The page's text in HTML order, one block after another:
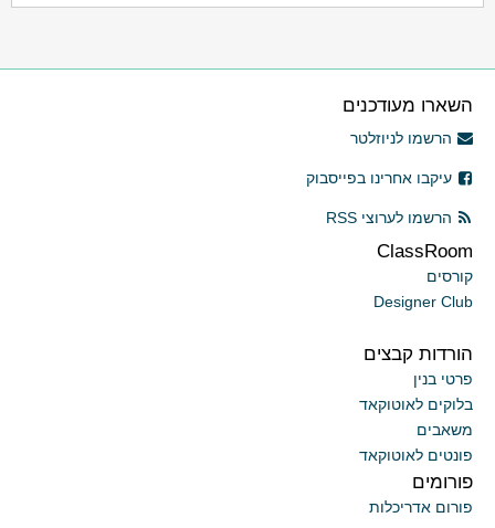
השארו מעודכנים
הרשמו לניוזלטר
עיקבו אחרינו בפייסבוק
הרשמו לערוצי RSS
ClassRoom
קורסים
Designer Club
הורדות קבצים
פרטי בנין
בלוקים לאוטוקאד
משאבים
פונטים לאוטוקאד
פורומים
פורום אדריכלות